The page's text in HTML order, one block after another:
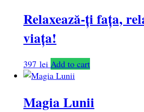
Relaxează-ți fața,
viața!
397 lei Add to cart
Magia Lunii